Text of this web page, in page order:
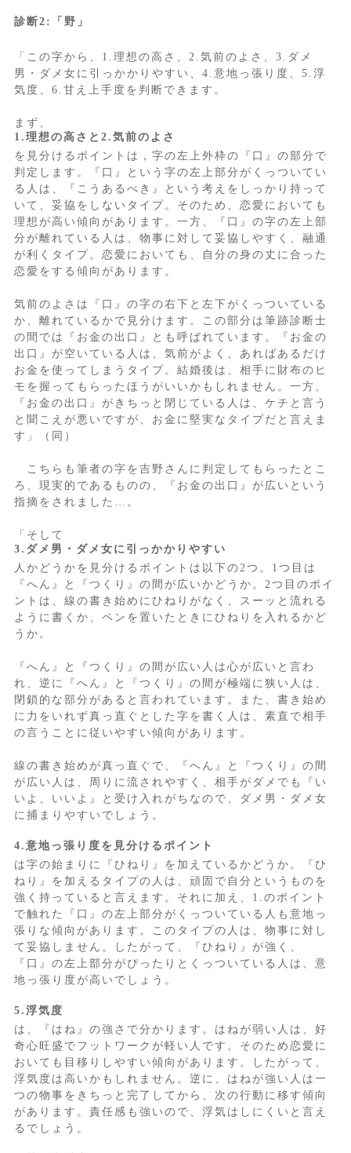
診断2:「野」
「この字から、1.理想の高さ、2.気前のよさ、3.ダメ
男・ダメ女に引っかかりやすい、4.意地っ張り度、5.浮
気度、6.甘え上手度を判断できます。
まず、
1.理想の高さと2.気前のよさ
を見分けるポイントは，字の左上外枠の『口』の部分で
判定します。『口』という字の左上部分がくっついてい
る人は、『こうあるべき』という考えをしっかり持って
いて、妥協をしないタイプ。そのため、恋愛においても
理想が高い傾向があります。一方、『口』の字の左上部
分が離れている人は、物事に対して妥協しやすく、融通
が利くタイプ。恋愛においても、自分の身の丈に合った
恋愛をする傾向があります。
気前のよさは『口』の字の右下と左下がくっついている
か、離れているかで見分けます。この部分は筆跡診断士
の間では『お金の出口』とも呼ばれています。『お金の
出口』が空いている人は、気前がよく、あればあるだけ
お金を使ってしまうタイプ。結婚後は、相手に財布のヒ
モを握ってもらったほうがいいかもしれません。一方、
『お金の出口』がきちっと閉じている人は、ケチと言う
と聞こえが悪いですが、お金に堅実なタイプだと言えま
す」（同）
こちらも筆者の字を吉野さんに判定してもらったとこ
ろ、現実的であるものの、『お金の出口』が広いという
指摘をされました…。
「そして
3.ダメ男・ダメ女に引っかかりやすい
人かどうかを見分けるポイントは以下の2つ。1つ目は
『へん』と『つくり』の間が広いかどうか。2つ目のポイ
ントは、線の書き始めにひねりがなく、スーッと流れる
ように書くか、ペンを置いたときにひねりを入れるかど
うか。
『へん』と『つくり』の間が広い人は心が広いと言わ
れ、逆に『へん』と『つくり』の間が極端に狭い人は、
閉鎖的な部分があると言われています。また、書き始め
に力をいれず真っ直ぐとした字を書く人は、素直で相手
の言うことに従いやすい傾向があります。
線の書き始めが真っ直ぐで、『へん』と『つくり』の間
が広い人は、周りに流されやすく、相手がダメでも『い
いよ、いいよ』と受け入れがちなので、ダメ男・ダメ女
に捕まりやすいでしょう。
4.意地っ張り度を見分けるポイント
は字の始まりに『ひねり』を加えているかどうか。『ひ
ねり』を加えるタイプの人は、頑固で自分というものを
強く持っていると言えます。それに加え、1.のポイント
で触れた『口』の左上部分がくっついている人も意地っ
張りな傾向があります。このタイプの人は、物事に対し
て妥協しません。したがって、『ひねり』が強く、
『口』の左上部分がぴったりとくっついている人は、意
地っ張り度が高いでしょう。
5.浮気度
は、『はね』の強さで分かります。はねが弱い人は、好
奇心旺盛でフットワークが軽い人です。そのため恋愛に
おいても目移りしやすい傾向があります。したがって、
浮気度は高いかもしれません。逆に、はねが強い人は一
つの物事をきちっと完了してから、次の行動に移す傾向
があります。責任感も強いので、浮気はしにくいと言え
るでしょう。